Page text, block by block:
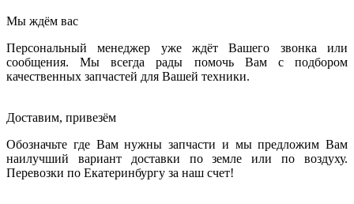
Мы ждём вас
Персональный менеджер уже ждёт Вашего звонка или
сообщения. Мы всегда рады помочь Вам с подбором
качественных запчастей для Вашей техники.
Доставим, привезём
Обозначьте где Вам нужны запчасти и мы предложим Вам
наилучший вариант доставки по земле или по воздуху.
Перевозки по Екатеринбургу за наш счет!